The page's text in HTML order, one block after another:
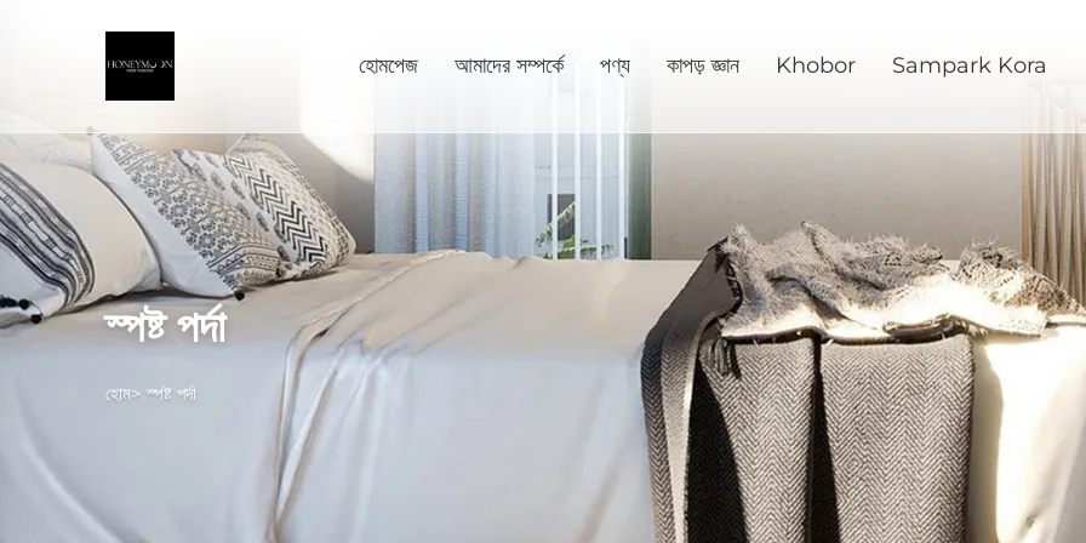
হোমপেজ আমাদের সম্পর্কে পণ্য কাপড় জ্ঞান Khobor Sampark Kora
স্পষ্ট পর্দা
হোম> স্পষ্ট পর্দা